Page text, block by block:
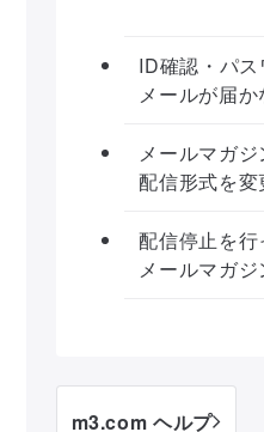
ID確認・パ
メールが届か
メールマガジ
配信形式を
配信停止を行
メールマガジ
m3.com ヘルプ